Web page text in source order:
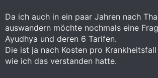
Da ich auch in ein paar Jahren nach
auswandern möchte nochmals eine
Ayudhya und deren 6 Tarifen.
Die ist ja nach Kosten pro
wie ich das verstanden hatte.